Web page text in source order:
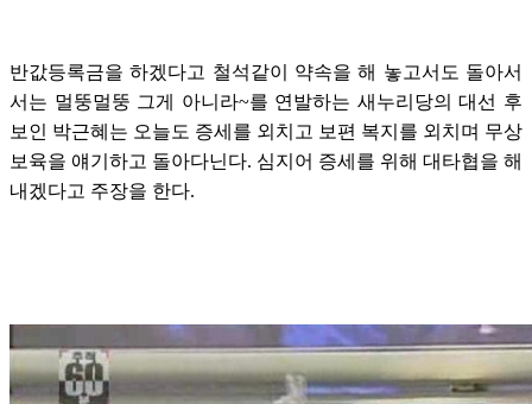
반값등록금을 하겠다고 철석같이 약속을 해 놓고서도 돌아서
서는 멀뚱멀뚱 그게 아니라~를 연발하는 새누리당의 대선 후
보인 박근혜는 오늘도 증세를 외치고 보편 복지를 외치며 무상
보육을 얘기하고 돌아다닌다. 심지어 증세를 위해 대타협을 해
내겠다고 주장을 한다.